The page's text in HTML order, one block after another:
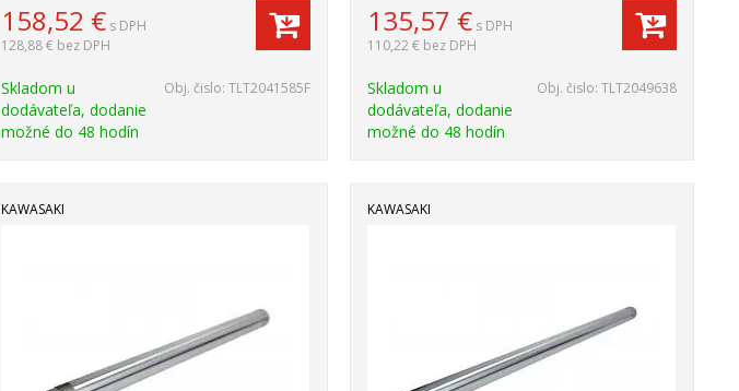
158,52 € s DPH
128,88 € bez DPH
Skladom u
dodávateľa, dodanie
možné do 48 hodín
Obj. čislo:TLT2041585F
135,57 € s DPH
110,22 € bez DPH
Skladom u
dodávateľa, dodanie
možné do 48 hodín
Obj. čislo: TLT2049638
KAWASAKI KAWASAKI